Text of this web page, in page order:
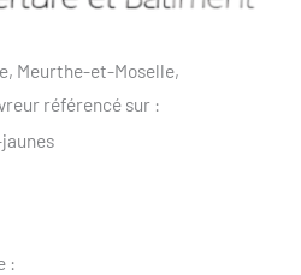
Meurthe-et-Moselle,
référencé sur :
: